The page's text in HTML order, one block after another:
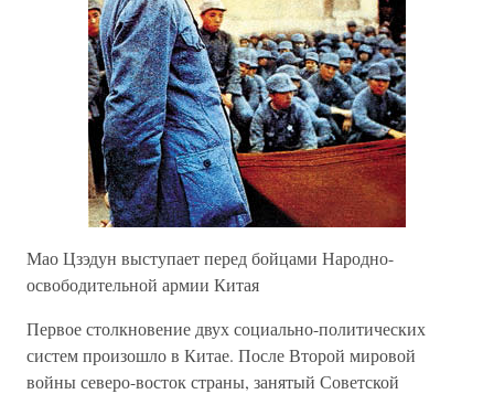
Мао Цзэдун выступает перед бойцами Народно-
освободительной армии Китая
Первое столкновение двух социально-политических
систем произошло в Китае. После Второй мировой
войны северо-восток страны, занятый Советской